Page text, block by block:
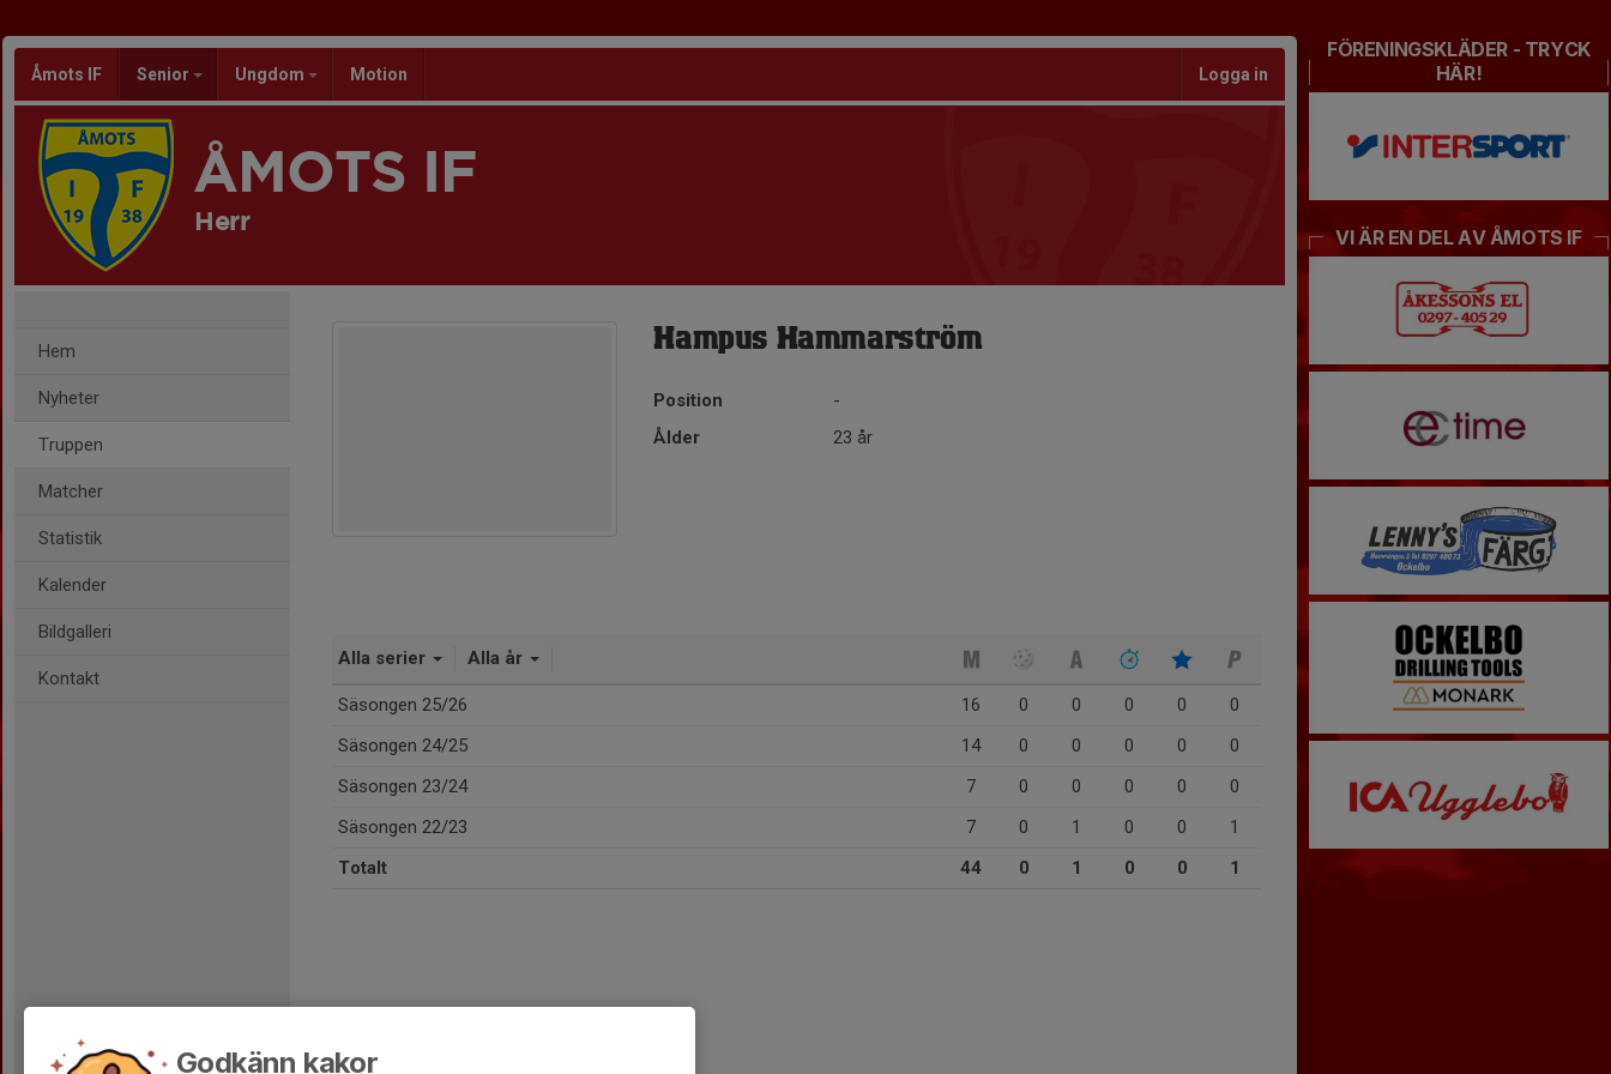
Åmots IF Senior Ungdom Motion Logga in
ÅMOTS IF
Herr
Hem
Nyheter
Truppen
Matcher
Statistik
Kalender
Bildgalleri
Kontakt
Hampus Hammarström
Position
-
Ålder
23 år
Alla serier Alla år
Säsongen 25/26 16 0 0 0 0
0
Säsongen 24/25
14 0 0 0 0
0
Säsongen 23/24
7 0 0 0 0
0
Säsongen 22/23
7 0 1 0 0
1
Totalt
44 0 1 0 0 1
FÖRENINGSKLÄDER - TRYCK
HÄR!
VI ÄR EN DEL AV ÅMOTS IF
Godkänn kakor